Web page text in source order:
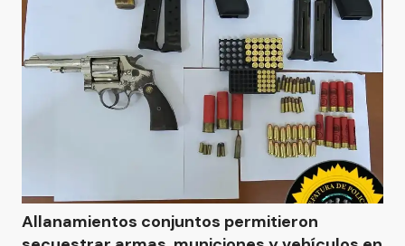
Allanamientos conjuntos permitieron